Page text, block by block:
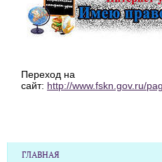
Переход на
сайт: http://www.fskn.gov.ru/
ГЛАВНАЯ